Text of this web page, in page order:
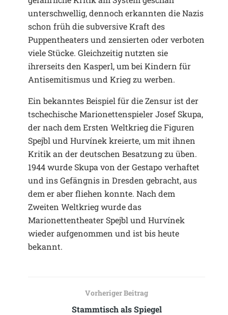
unterschwellig, dennoch erkannten die Nazis
schon früh die subversive Kraft des
Puppentheaters und zensierten oder verboten
viele Stücke. Gleichzeitig nutzten sie
ihrerseits den Kasperl, um bei Kindern für
Antisemitismus und Krieg zu werben.
Ein bekanntes Beispiel für die Zensur ist der
tschechische Marionettenspieler Josef Skupa,
der nach dem Ersten Weltkrieg die Figuren
Spejbl und Hurvínek kreierte, um mit ihnen
Kritik an der deutschen Besatzung zu üben.
1944 wurde Skupa von der Gestapo verhaftet
und ins Gefängnis in Dresden gebracht, aus
dem er aber fliehen konnte. Nach dem
Zweiten Weltkrieg wurde das
Marionettentheater Spejbl und Hurvínek
wieder aufgenommen und ist bis heute
bekannt.
Vorheriger Beitrag
Stammtisch als Spiegel